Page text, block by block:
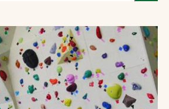
や操作にお困りの方へ